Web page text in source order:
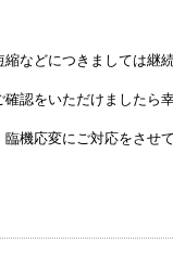
などにつきましては継
認をいただけましたら幸
機応変にご対応をさせ